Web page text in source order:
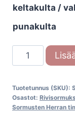
keltakulta /
punakulta
Timanttisormus
Sädelatva
määrä
Tuotetunnus (SKU):
Osastot:
Sormusten Herran